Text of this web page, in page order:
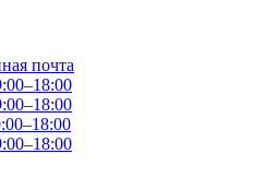
почта